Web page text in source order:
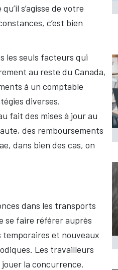
s’agisse de votre
c’est bien
les seuls facteurs qui
au reste du Canada,
à un comptable
diverses.
fait des mises à jour au
des remboursements
dans bien des cas, on
dans les transports
se faire référer auprès
temporaires et nouveaux
Les travailleurs
la concurrence.